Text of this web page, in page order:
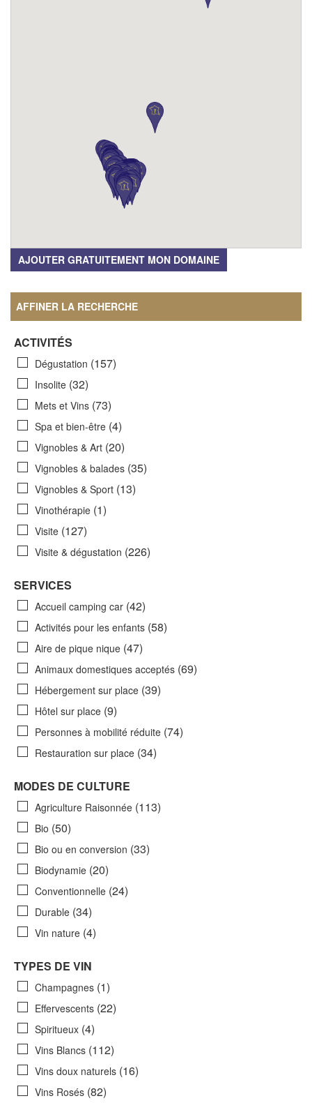
AJOUTER GRATUITEMENT MON DOMAINE
AFFINER LA RECHERCHE
ACTIVITÉS
Dégustation (157)
Insolite (32)
Mets et Vins (73)
Spa et bien-être (4)
Vignobles & Art (20)
Vignobles & balades (35)
Vignobles & Sport (13)
Vinothérapie (1)
Visite (127)
Visite & dégustation (226)
SERVICES
Accueil camping car (42)
Activités pour les enfants (58)
Aire de pique nique (47)
Animaux domestiques acceptés (69)
Hébergement sur place (39)
Hôtel sur place (9)
Personnes à mobilité réduite (74)
Restauration sur place (34)
MODES DE CULTURE
Agriculture Raisonnée (113)
Bio (50)
Bio ou en conversion (33)
Biodynamie (20)
Conventionnelle (24)
Durable (34)
Vin nature (4)
TYPES DE VIN
Champagnes (1)
Effervescents (22)
Spiritueux (4)
Vins Blancs (112)
Vins doux naturels (16)
Vins Rosés (82)